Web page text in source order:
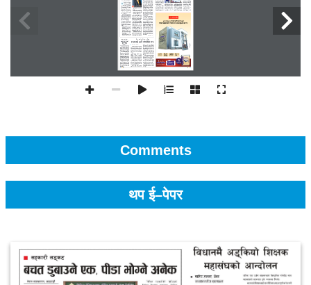
Comments
थप ई–पेपर